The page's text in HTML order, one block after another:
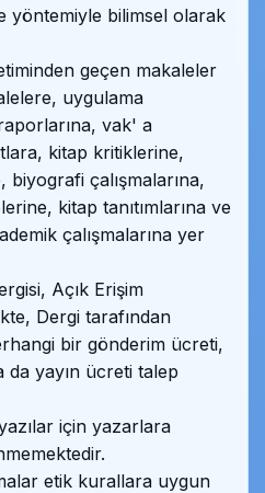
yöntemiyle bilimsel olarak
geçen makaleler
uygulama
vak' a
kitap kritiklerine,
çalışmalarına,
kitap tanıtımlarına ve
çalışmalarına yer
Açık Erişim
Dergi tarafından
bir gönderim ücreti,
yayın ücreti talep
için yazarlara
etik kurallara uygun